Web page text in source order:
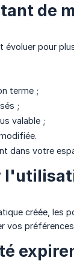
de
pour
terme ;
;
valable ;
dans votre
créée, les
vos